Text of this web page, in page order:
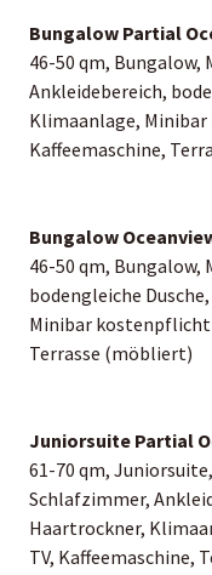
Bungalow Partial
46-50 qm, Bungalow,
Ankleidebereich,
Klimaanlage,
Kaffeemaschine,
Bungalow
46-50 qm, Bungalow,
bodengleiche
Minibar
Terrasse (möbliert)
Juniorsuite Partial
61-70 qm,
Schlafzimmer,
Haartrockner,
TV, Kaffeemaschine,